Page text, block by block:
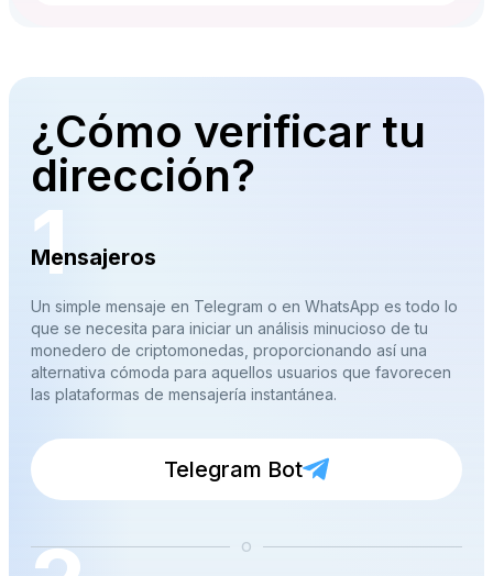
¿Cómo verificar tu
dirección?
1
Mensajeros
Un simple mensaje en Telegram o en WhatsApp es todo lo
que se necesita para iniciar un análisis minucioso de tu
monedero de criptomonedas, proporcionando así una
alternativa cómoda para aquellos usuarios que favorecen
las plataformas de mensajería instantánea.
Telegram Bot
o